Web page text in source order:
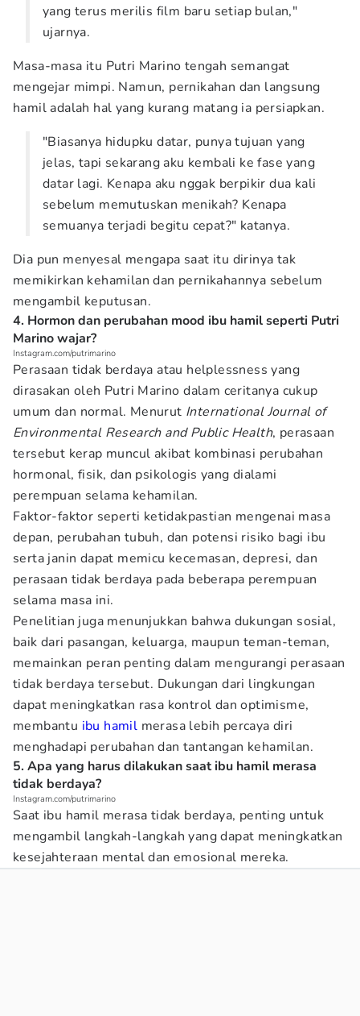
yang terus merilis film baru setiap bulan,"
ujarnya.
Masa-masa itu Putri Marino tengah semangat
mengejar mimpi. Namun, pernikahan dan langsung
hamil adalah hal yang kurang matang ia persiapkan.
"Biasanya hidupku datar, punya tujuan yang
jelas, tapi sekarang aku kembali ke fase yang
datar lagi. Kenapa aku nggak berpikir dua kali
sebelum memutuskan menikah? Kenapa
semuanya terjadi begitu cepat?" katanya.
Dia pun menyesal mengapa saat itu dirinya tak
memikirkan kehamilan dan pernikahannya sebelum
mengambil keputusan.
4. Hormon dan perubahan mood ibu hamil seperti Putri
Marino wajar?
Instagram.com/putrimarino
Perasaan tidak berdaya atau helplessness yang
dirasakan oleh Putri Marino dalam ceritanya cukup
umum dan normal. Menurut International Journal of
Environmental Research and Public Health, perasaan
tersebut kerap muncul akibat kombinasi perubahan
hormonal, fisik, dan psikologis yang dialami
perempuan selama kehamilan.
Faktor-faktor seperti ketidakpastian mengenai masa
depan, perubahan tubuh, dan potensi risiko bagi ibu
serta janin dapat memicu kecemasan, depresi, dan
perasaan tidak berdaya pada beberapa perempuan
selama masa ini.
Penelitian juga menunjukkan bahwa dukungan sosial,
baik dari pasangan, keluarga, maupun teman-teman,
memainkan peran penting dalam mengurangi perasaan
tidak berdaya tersebut. Dukungan dari lingkungan
dapat meningkatkan rasa kontrol dan optimisme,
membantu ibu hamil merasa lebih percaya diri
menghadapi perubahan dan tantangan kehamilan.
5. Apa yang harus dilakukan saat ibu hamil merasa
tidak berdaya?
Instagram.com/putrimarino
Saat ibu hamil merasa tidak berdaya, penting untuk
mengambil langkah-langkah yang dapat meningkatkan
kesejahteraan mental dan emosional mereka.